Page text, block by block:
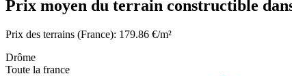
Prix moyen du terrain constructible
Prix des terrains (France): 179.86 €/m²
Drôme
Toute la france